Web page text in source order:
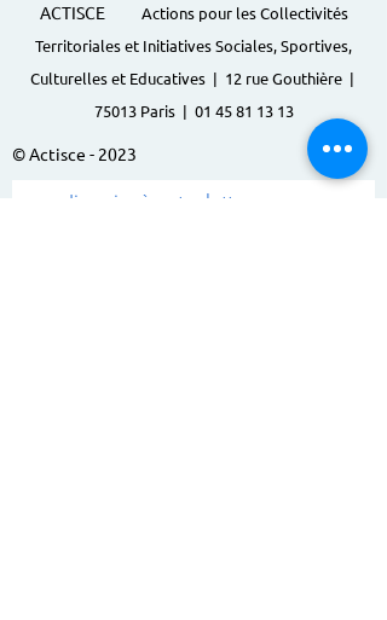
ACTISCE
Actions pour les Collectivités
Territoriales et Initiatives Sociales, Sportives,
Culturelles et Educatives | 12 rue Gouthière |
75013 Paris | 01 45 81 13 13
© Actisce - 2023
s'inscrire à notre lettre